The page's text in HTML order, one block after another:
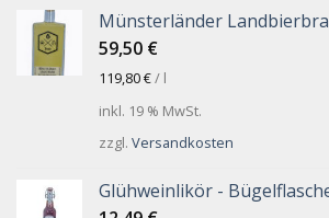
Münsterländer
59,50 €
119,80€/ l
inkl. 19 % MwSt.
zzgl. Versandkosten
Glühweinlikör -